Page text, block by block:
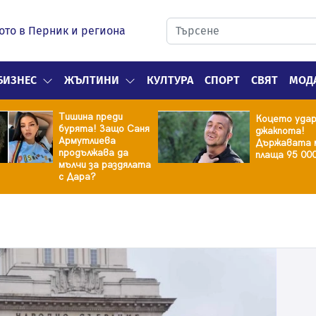
в Перник и региона
ЖЪЛТИНИ КУЛТУРА СПОРТ СВЯТ
Тишина преди
бурята! Защо Саня
Армутлиева
продължава да
мълчи за раздялата
с Дара?
Коцето
джакпота!
Държавата
плаща 95